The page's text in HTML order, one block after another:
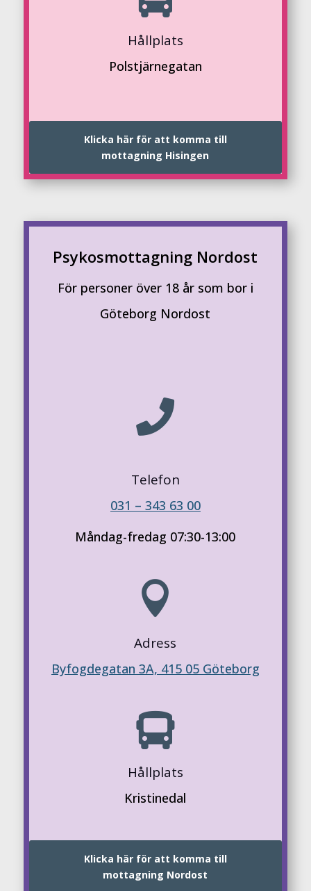
Hållplats
Polstjärnegatan
Klicka här för att komma till
mottagning Hisingen
Psykosmottagning Nordost
För personer över 18 år som bor i
Göteborg Nordost

Telefon
031 – 343 63 00
Måndag-fredag 07:30-13:00

Adress
Byfogdegatan 3A, 415 05 Göteborg

Hållplats
Kristinedal
Klicka här för att komma till
mottagning Nordost